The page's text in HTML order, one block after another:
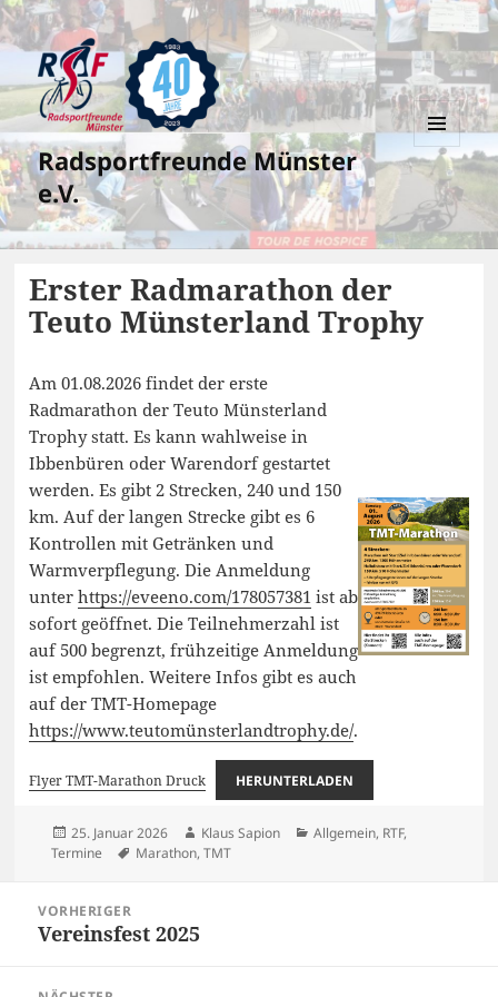
Radsportfreunde Münster
e.V.
MENÜ
UND
WIDGETS
Erster Radmarathon der
Teuto Münsterland Trophy
Am 01.08.2026 findet der erste
Radmarathon der Teuto Münsterland
Trophy statt. Es kann wahlweise in
Ibbenbüren oder Warendorf gestartet
werden. Es gibt 2 Strecken, 240 und 150
km. Auf der langen Strecke gibt es 6
Kontrollen mit Getränken und
Warmverpflegung. Die Anmeldung
unterhttps://eveeno.com/178057381 ist ab
sofort geöffnet. Die Teilnehmerzahl ist
auf 500 begrenzt, frühzeitige Anmeldung
ist empfohlen. Weitere Infos gibt es auch
auf der TMT-Homepage
https://www.teutomünsterlandtrophy.de/.
Flyer TMT-Marathon Druck HERUNTERLADEN
Veröffentlicht
am
25. Januar 2026 Autor
Klaus Sapion Kategorien
Allgemein, RTF,
Termine
Schlagwörter
Marathon, TMT
VORHERIGER
Vorheriger
Vereinsfest 2025